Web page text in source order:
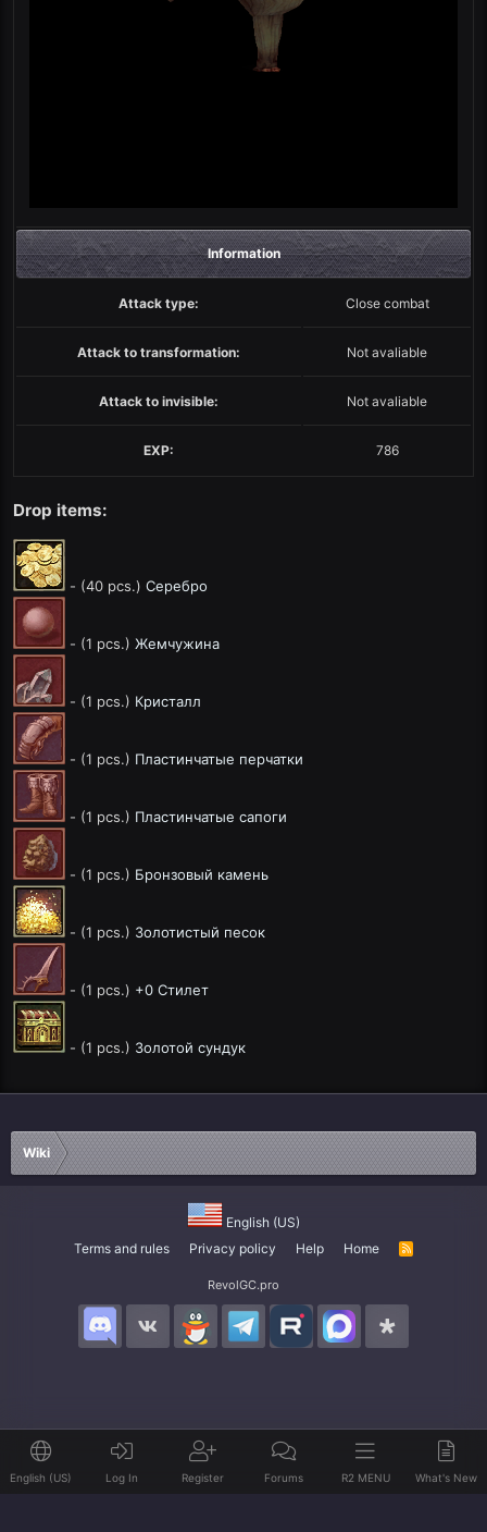
Information
Attack type: Close combat
Attack to transformation: Not avaliable
Attack to invisible: Not avaliable
EXP: 786
Drop items:
- (40 pcs.) Серебро
- (1 pcs.) Жемчужина
- (1 pcs.) Кристалл
- (1 pcs.) Пластинчатые перчатки
- (1 pcs.) Пластинчатые сапоги
- (1 pcs.) Бронзовый камень
- (1 pcs.) Золотистый песок
- (1 pcs.) +0 Стилет
- (1 pcs.) Золотой сундук
Wiki
English (US)
Terms and rules
Privacy policy Help Home
R
RevolGC.pro
English (US) Log In Register Forums R2 MENU What's New